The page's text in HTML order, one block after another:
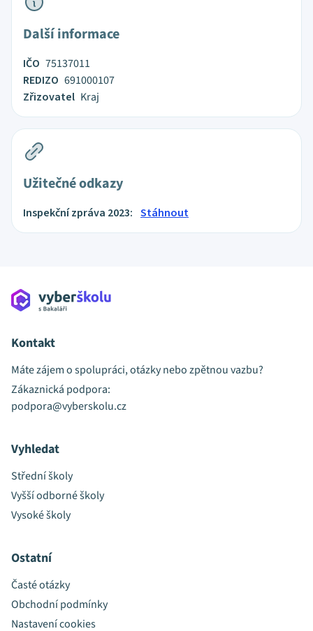
Další informace
IČO 75137011
REDIZO 691000107
Zřizovatel Kraj
Užitečné odkazy
Inspekční zpráva 2023: Stáhnout
Kontakt
Máte zájem o spolupráci, otázky nebo zpětnou vazbu?
Zákaznická podpora:
podpora@vyberskolu.cz
Vyhledat
Střední školy
Vyšší odborné školy
Vysoké školy
Ostatní
Časté otázky
Obchodní podmínky
Nastavení cookies